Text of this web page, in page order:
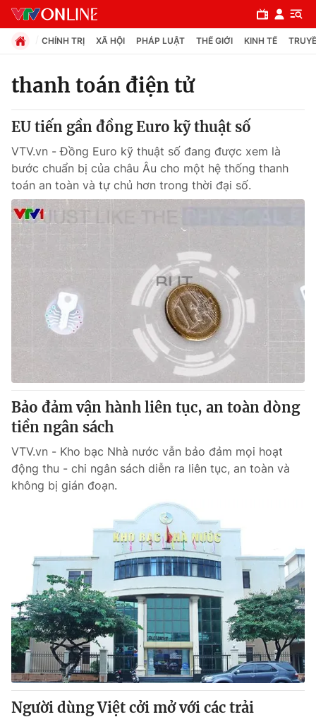
Chuyên mục
Xã hội
Pháp luật
Thế giới
Câu chuyện quốc tế
Thị trường
Góc doanh nghiệp
Dữ liệu và đời sống
Truyền hình
Phim VTV
Hậu trường
Giải sao mai
Giải trí
Làm đẹp
Chất lượng cuộc sống
Tuyển sinh
Học trực tuyến
Công nghệ
Hitech Công nghệ tương lai
Sản phẩm
Thị trường
Tư vấn
Giao lưu trực tuyến
Lịch phát sóng
CHÍNH TRỊ XÃ HỘI PHÁP LUẬT THẾ GIỚI KINH TẾ
thanh toán điện tử
EU tiến gần đồng Euro kỹ thuật số
VTV.vn - Đồng Euro kỹ thuật số đang được xem là
bước chuẩn bị của châu Âu cho một hệ thống thanh
toán an toàn và tự chủ hơn trong thời đại số.
Bảo đảm vận hành liên tục, an toàn dòng
tiền ngân sách
VTV.vn - Kho bạc Nhà nước vẫn bảo đảm mọi hoạt
động thu - chi ngân sách diễn ra liên tục, an toàn và
không bị gián đoạn.
Người dùng Việt cởi mở với các trải